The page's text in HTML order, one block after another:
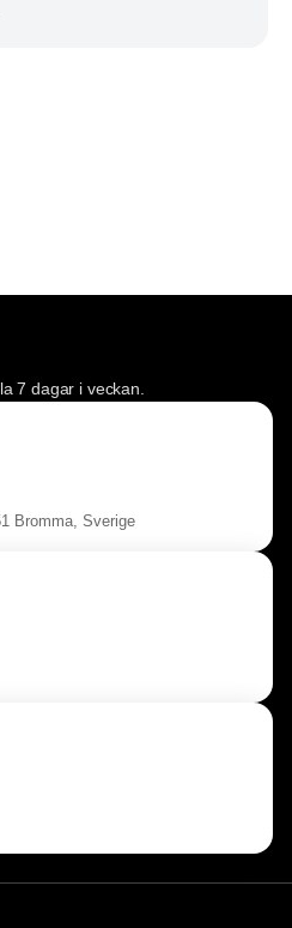
7 dagar i veckan.
Bromma, Sverige